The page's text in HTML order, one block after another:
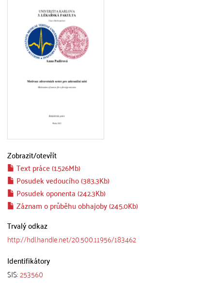
Zobrazit/otevřít
Text práce (1.526Mb)
Posudek vedoucího (383.3Kb)
Posudek oponenta (242.3Kb)
Záznam o průběhu obhajoby (245.0Kb)
Trvalý odkaz
http://hdl.handle.net/20.500.11956/183462
Identifikátory
SIS:253560